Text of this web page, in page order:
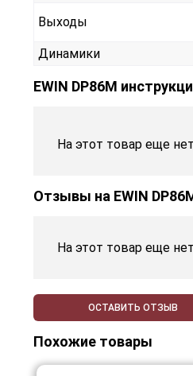
Выходы
Динамики
EWIN DP86M
На этот товар еще
Отзывы на EWIN
На этот товар еще
ОСТАВИТЬ ОТЗЫВ
Похожие товары